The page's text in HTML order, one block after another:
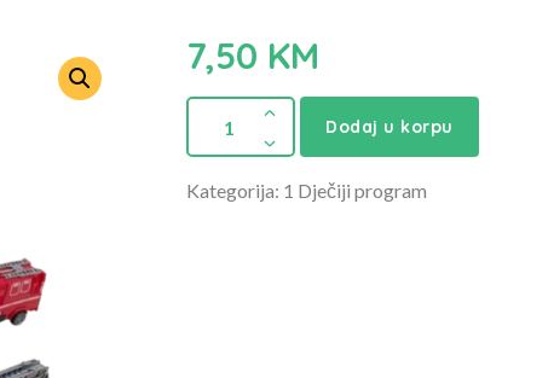
7,50 KM
Dodaj u korpu
Kategorija: 1 Dječiji program